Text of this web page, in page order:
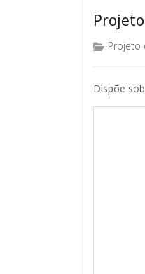
Projeto
Dispõe